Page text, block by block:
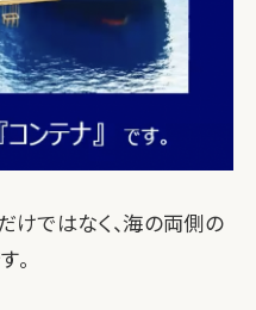
けではなく、海の両側の
。